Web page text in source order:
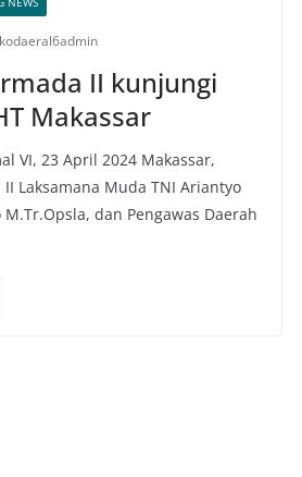
kodaeral6admin
II kunjungi
Makassar
VI, 23 April 2024 Makassar,
II Laksamana Muda TNI Ariantyo
dan Pengawas Daerah